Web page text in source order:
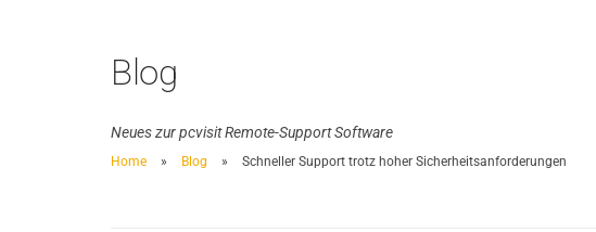
Blog
Neues zur pcvisit Remote-Support Software
Home Blog Schneller Support trotz hoher Sicherheitsanforderungen